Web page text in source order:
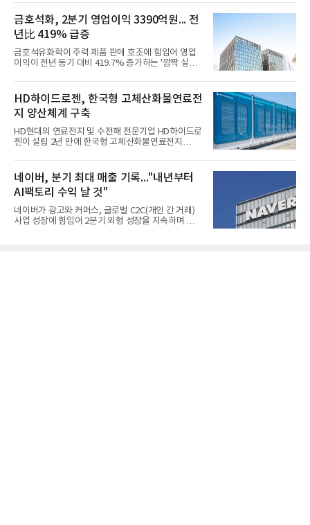
금호석화, 2분기 영업이익 3390억원... 전
년比 419% 급증
금호석유화학이 주력 제품 판매 호조에 힘입어 영업
이익이 전년 동기 대비 419.7% 증가하는 '깜짝 실
업이익이 3390억원으로 지난해 동기보다 419.7% 증
가한 것으로 잠정 집계됐다고 7일 공시했다.매출은 2
조2682억원으로 지난해 동기 대비 27.9% 증가했다.
순이익은 3004억원으로 420.4% 늘었다.이번 호실적
은 주력 제품인 NB라텍스와 합성수지 판매 호조가 견
인한 것으로 풀이된다. 미국의 중국산 의료용 고무장
갑 관세 인상 이후 동남아 장갑업체의 가동률이 높아
성이 개선됐다.금호석유
HD하이드로젠, 한국형 고체산화물연료전
지 양산체계 구축
HD현대의 연료전지 및 수전해 전문기업 HD하이드로
젠이 설립 2년 만에 한국형 고체산화물연료전지
본격적인 시장 공략에 나선다.HD하이드로젠은 최근
한국전기안전공사(KESCO)로부터 SOFC 발전설비
‘HD250’과 ‘HD300’, 제조시설에 대한 사용전검사를
완료하고 제품 양산체계 구축했다고 밝혔다.HD250
과 HD300은 각각 249kW급과 285kW급의 중소형 발
전용 SOFC 제품이다. 이번 검사를 통해 HD하이드로
젠은 제품과 제조시설의 전기설비 안전성과 적합성을
네이버, 분기 최대 매출 기록..."내년부터
AI팩토리 수익 날 것"
네이버가 광고와 커머스, 글로벌 C2C(개인 간 거래)
사업 성장에 힘입어 2분기 외형 성장을 지속하며 역대